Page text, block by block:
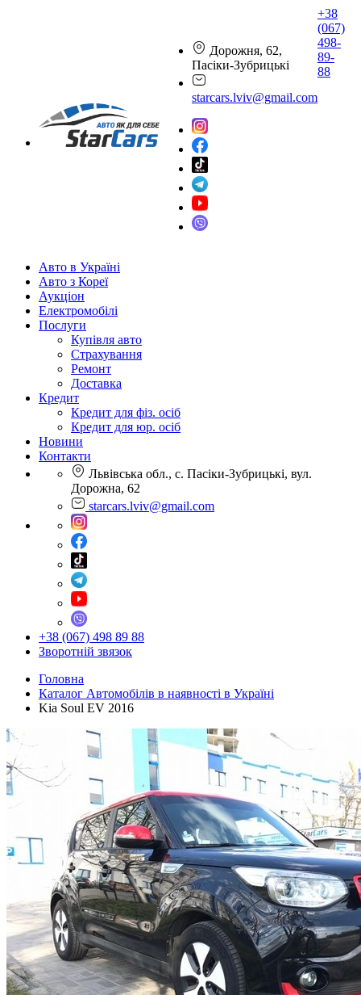
Дорожня, 62,
Пасіки-Зубрицькі
starcars.lviv@gmail.com
+38
(067)
498-
89-
88
Авто в Україні
Авто з Кореї
Аукціон
Електромобілі
Послуги
Купівля авто
Страхування
Ремонт
Доставка
Кредит
Кредит для фіз. осіб
Кредит для юр. осіб
Новини
Контакти
Львівська обл., с. Пасіки-Зубрицькі, вул.
Дорожна, 62
starcars.lviv@gmail.com
+38 (067) 498 89 88
Зворотній звязок
Головна
Каталог Автомобілів в наявності в Україні
Kia Soul EV 2016